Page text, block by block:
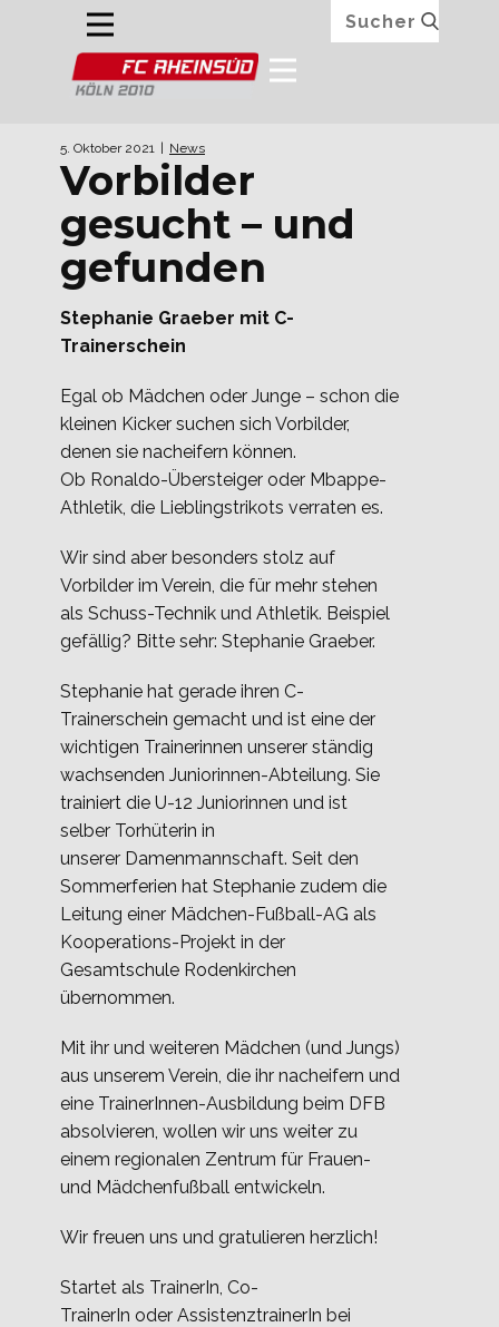
5. Oktober 2021 News
Vorbilder
gesucht – und
gefunden
Stephanie Graeber mit C-
Trainerschein
Egal ob Mädchen oder Junge – schon die
kleinen Kicker suchen sich Vorbilder,
denen sie nacheifern können.
Ob Ronaldo-Übersteiger oder Mbappe-
Athletik, die Lieblingstrikots verraten es.
Wir sind aber besonders stolz auf
Vorbilder im Verein, die für mehr stehen
als Schuss-Technik und Athletik. Beispiel
gefällig? Bitte sehr: Stephanie Graeber.
Stephanie hat gerade ihren C-
Trainerschein gemacht und ist eine der
wichtigen Trainerinnen unserer ständig
wachsenden Juniorinnen-Abteilung. Sie
trainiert die U-12 Juniorinnen und ist
selber Torhüterin in
unserer Damenmannschaft. Seit den
Sommerferien hat Stephanie zudem die
Leitung einer Mädchen-Fußball-AG als
Kooperations-Projekt in der
Gesamtschule Rodenkirchen
übernommen.
Mit ihr und weiteren Mädchen (und Jungs)
aus unserem Verein, die ihr nacheifern und
eine TrainerInnen-Ausbildung beim DFB
absolvieren, wollen wir uns weiter zu
einem regionalen Zentrum für Frauen-
und Mädchenfußball entwickeln.
Wir freuen uns und gratulieren herzlich!
Startet als TrainerIn, Co-
TrainerIn oder AssistenztrainerIn bei